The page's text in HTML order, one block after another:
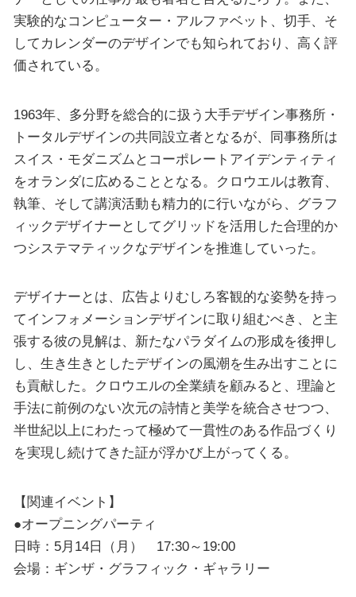
実験的なコンピューター・アルファベット、切手、そ
してカレンダーのデザインでも知られており、高く評
価されている。
1963年、多分野を総合的に扱う大手デザイン事務所・
トータルデザインの共同設立者となるが、同事務所は
スイス・モダニズムとコーポレートアイデンティティ
をオランダに広めることとなる。クロウエルは教育、
執筆、そして講演活動も精力的に行いながら、グラフ
ィックデザイナーとしてグリッドを活用した合理的か
つシステマティックなデザインを推進していった。
デザイナーとは、広告よりむしろ客観的な姿勢を持っ
てインフォメーションデザインに取り組むべき、と主
張する彼の見解は、新たなパラダイムの形成を後押し
し、生き生きとしたデザインの風潮を生み出すことに
も貢献した。クロウエルの全業績を顧みると、理論と
手法に前例のない次元の詩情と美学を統合させつつ、
半世紀以上にわたって極めて一貫性のある作品づくり
を実現し続けてきた証が浮かび上がってくる。
【関連イベント】
●オープニングパーティ
日時：5月14日（月） 17:30～19:00
会場：ギンザ・グラフィック・ギャラリー